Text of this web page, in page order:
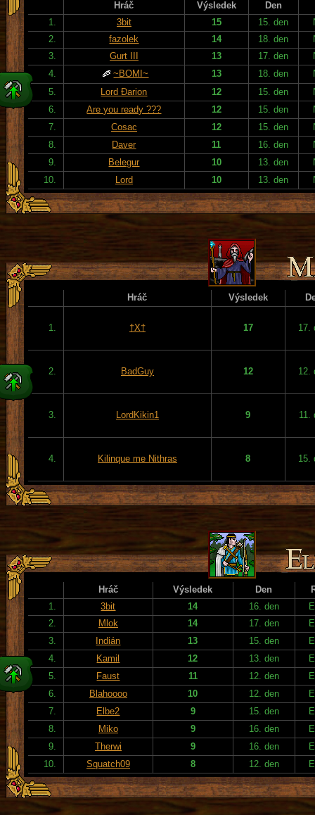
Hráč Výsledek
Den
1.
3bit 15 15. den
2.
fazolek 14 18. den
3.
Gurt III 13 17. den
4.
~BOMI~ 13 18. den
5.
Lord Đarion 12 15. den
6.
Are you ready ??? 12 15. den
7.
Cosac 12 15. den
8.
Daver 11 16. den
9.
Belegur 10 13. den
10.
Lord 10 13. den
Hráč Výsledek
1. †X† 17 17.
2. BadGuy 12 12.
3. LordKikin1 9 11.
4. Kilinque me Nithras 8 15.
Hráč Výsledek Den
1.
3bit 14 16. den
2.
Mlok 14 17. den
3.
Indián 13 15. den
4.
Kamil 12 13. den
5.
Faust 11 12. den
6.
Blahoooo 10 12. den
7.
Elbe2 9 15. den
8.
Miko 9 16. den
9.
Therwi 9 16. den
10.
Squatch09 8 12. den